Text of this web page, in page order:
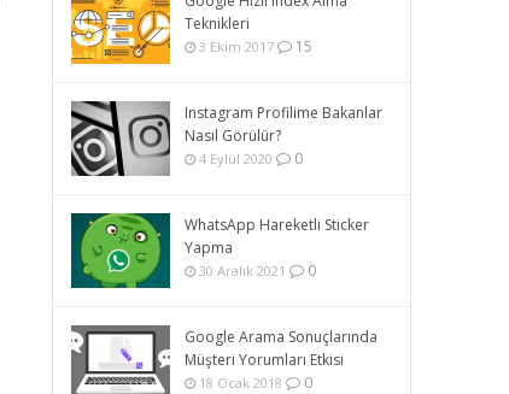
Teknikleri
3 Ekim 2017 15
Instagram Profilime Bakanlar
Nasıl Görülür?
4 Eylül 2020 0
WhatsApp Hareketli Sticker
Yapma
30 Aralık 2021 0
Google Arama Sonuçlarında
Müşteri Yorumları Etkisi
18 Ocak 2018 0